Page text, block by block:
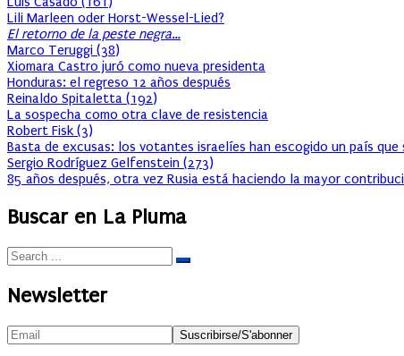
Lili Marleen oder Horst-Wessel-Lied?
El retorno de la peste negra…
Marco Teruggi (38)
Xiomara Castro juró como nueva presidenta
Honduras: el regreso 12 años después
Reinaldo Spitaletta (192)
La sospecha como otra clave de resistencia
Robert Fisk (3)
Basta de excusas: los votantes israelíes han escogido un país
Sergio Rodríguez Gelfenstein (273)
85 años después, otra vez Rusia está haciendo la mayor
Buscar en La Pluma
Newsletter